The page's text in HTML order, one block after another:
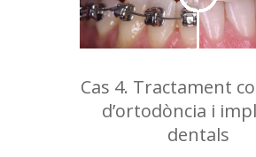
Cas 4. Tractament
d’ortodòncia i
dentals